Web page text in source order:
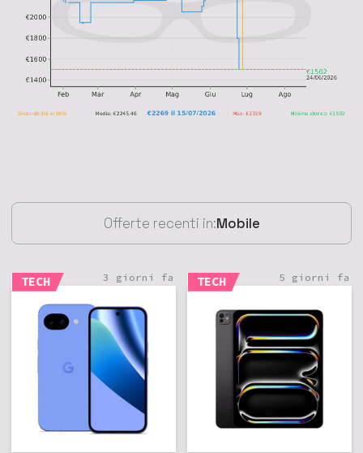
Offerte recenti in:Mobile
TECH 3 giorni fa TECH 5 giorni fa